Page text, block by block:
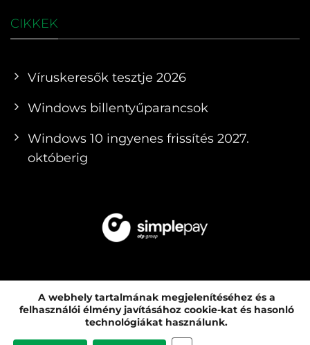
CIKKEK
Víruskeresők tesztje 2026
Windows billentyűparancsok
Windows 10 ingyenes frissítés 2027.
októberig
© 2010 - 2026 PCMENTOR SZERVIZ KFT. |
SZÁMÍTÓGÉP ÉS LAPTOP KERESKEDÉS ÉS
A webhely tartalmának megjelenítéséhez és a
felhasználói élmény javításához cookie-kat és hasonló
technológiákat használunk.